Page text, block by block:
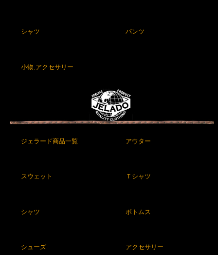
シャツ パンツ
小物,アクセサリー
ジェラード商品一覧 アウター
スウェット Ｔシャツ
シャツ ボトムス
シューズ アクセサリー